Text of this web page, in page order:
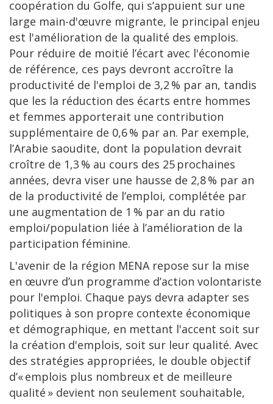
coopération du Golfe, qui s’appuient sur une
large main-d'œuvre migrante, le principal enjeu
est l'amélioration de la qualité des emplois.
Pour réduire de moitié l’écart avec l'économie
de référence, ces pays devront accroître la
productivité de l'emploi de 3,2 % par an, tandis
que les la réduction des écarts entre hommes
et femmes apporterait une contribution
supplémentaire de 0,6 % par an. Par exemple,
l’Arabie saoudite, dont la population devrait
croître de 1,3 % au cours des 25 prochaines
années, devra viser une hausse de 2,8 % par an
de la productivité de l’emploi, complétée par
une augmentation de 1 % par an du ratio
emploi/population liée à l’amélioration de la
participation féminine.
L'avenir de la région MENA repose sur la mise
en œuvre d’un programme d’action volontariste
pour l'emploi. Chaque pays devra adapter ses
politiques à son propre contexte économique
et démographique, en mettant l'accent soit sur
la création d'emplois, soit sur leur qualité. Avec
des stratégies appropriées, le double objectif
d’« emplois plus nombreux et de meilleure
qualité » devient non seulement souhaitable,